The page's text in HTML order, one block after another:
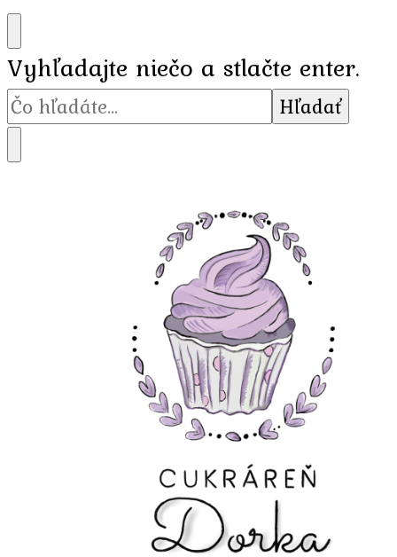
Hľadáte
niečo?
Vyhľadajte niečo a stlačte enter.